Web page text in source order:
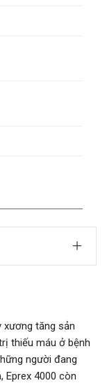
tăng sản
thiếu máu ở bệnh
người đang
Eprex 4000 còn